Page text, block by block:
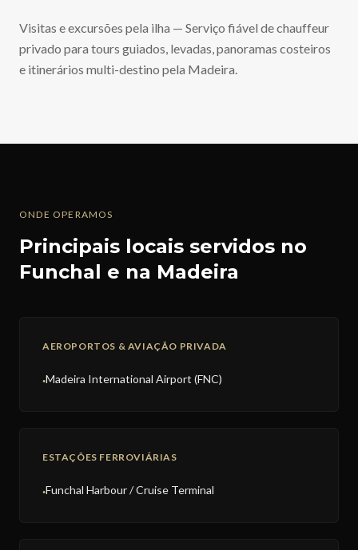
Visitas e excursões pela ilha — Serviço fiável de chauffeur
privado para tours guiados, levadas, panoramas costeiros
e itinerários multi-destino pela Madeira.
ONDE OPERAMOS
Principais locais servidos no
Funchal e na Madeira
AEROPORTOS & AVIAÇÃO PRIVADA
●Madeira International Airport (FNC)
ESTAÇÕES FERROVIÁRIAS
●Funchal Harbour / Cruise Terminal